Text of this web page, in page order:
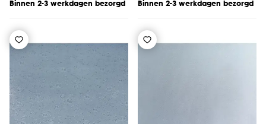
Binnen 2-3 werkdagen bezorgd Binnen 2-3 werkdagen bezorgd